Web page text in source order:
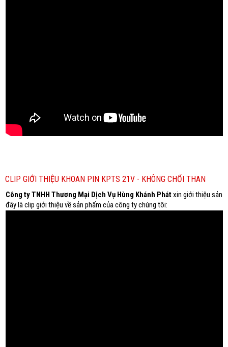
CLIP GIỚI THIỆU KHOAN PIN KPTS 21V - KHÔNG CHỔI THAN
Công ty TNHH Thương Mại Dịch Vụ Hùng Khánh Phátxin giới thiệu sản
đây là clip giới thiệu về sản phẩm của công ty chúng tôi: